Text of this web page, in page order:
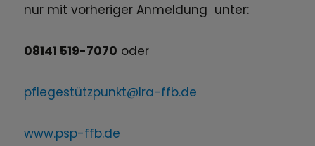
nur mit vorheriger Anmeldung unter:
08141 519-7070 oder
pflegestützpunkt@lra-ffb.de
www.psp-ffb.de